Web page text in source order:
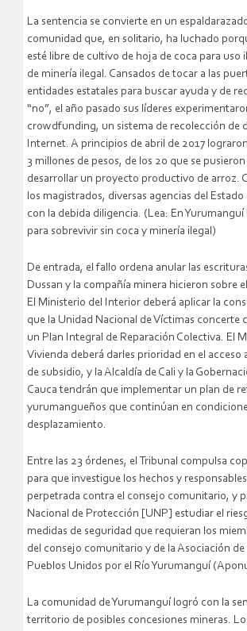
La sentencia se convierte en un
comunidad que, en solitario, ha luchado
esté libre de cultivo de hoja de coca para uso
de minería ilegal. Cansados de tocar a las
entidades estatales para buscar ayuda y de
“no”, el año pasado sus líderes
crowdfunding, un sistema de recolección de
Internet. A principios de abril de 2017
3 millones de pesos, de los 20 que se
desarrollar un proyecto productivo de arroz.
los magistrados, diversas agencias del
con la debida diligencia. (Lea: En
para sobrevivir sin coca y minería ilegal)
De entrada, el fallo ordena anular las
Dussan y la compañía minera hicieron sobre
El Ministerio del Interior deberá aplicar la
que la Unidad Nacional de Víctimas concerte
un Plan Integral de Reparación Colectiva. El
Vivienda deberá darles prioridad en el acceso
de subsidio, y la Alcaldía de Cali y la
Cauca tendrán que implementar un plan de
yurumangueños que continúan en
desplazamiento.
Entre las 23 órdenes, el Tribunal compulsa
para que investigue los hechos y
perpetrada contra el consejo comunitario, y
Nacional de Protección [UNP] estudiar el
medidas de seguridad que requieran los
del consejo comunitario y de la Asociación de
Pueblos Unidos por el Río Yurumanguí
La comunidad de Yurumanguí logró con la
territorio de posibles concesiones mineras.